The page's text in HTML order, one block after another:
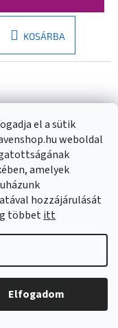
el a sütik
weboldal
amelyek
hozzájárulását
többetitt
Elfogadom
KOSÁRBA
kád
és
650
ERG-V08-
Ft